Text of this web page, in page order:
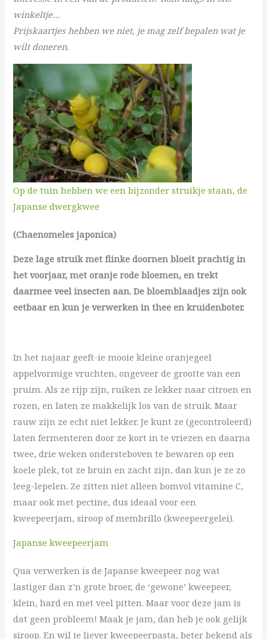
winkeltje…
Prijskaartjes hebben we niet, je mag zelf bepalen wat je
wilt doneren.
Op de tuin hebben we een bijzonder struikje staan, de
Japanse dwergkwee
(Chaenomeles japonica)
Deze lage struik met flinke doornen bloeit prachtig in
het voorjaar, met oranje rode bloemen, en trekt
daarmee veel insecten aan. De bloemblaadjes zijn ook
eetbaar en kun je verwerken in thee en kruidenboter.
In het najaar geeft-ie mooie kleine oranjegeel
appelvormige vruchten, ongeveer de grootte van een
pruim. Als ze rijp zijn, ruiken ze lekker naar citroen en
rozen, en laten ze makkelijk los van de struik. Maar
rauw zijn ze echt niet lekker. Je kunt ze (gecontroleerd)
laten fermenteren door ze kort in te vriezen en daarna
twee, drie weken ondersteboven te bewaren op een
koele plek, tot ze bruin en zacht zijn, dan kun je ze zo
leeg-lepelen. Ze zitten niet alleen bomvol vitamine C,
maar ook met pectine, dus ideaal voor een
kweepeerjam, siroop of membrillo (kweepeergelei).
Japanse kweepeerjam
Qua verwerken is de Japanse kweepeer nog wat
lastiger dan z’n grote broer, de ‘gewone’ kweepeer,
klein, hard en met veel pitten. Maar voor deze jam is
dat geen probleem! Maak je jam, dan heb je ook gelijk
siroop. En wil je liever kweepeerpasta, beter bekend als